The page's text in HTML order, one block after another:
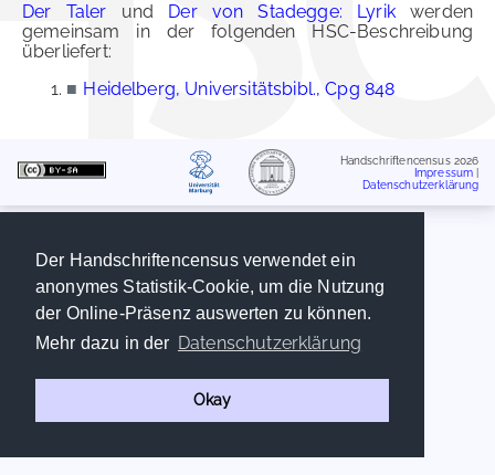
Der Handschriftencensus verwendet ein
anonymes Statistik-Cookie, um die Nutzung
der Online-Präsenz auswerten zu können.
Mehr dazu in der Datenschutzerklärung
Okay
Der Taler und Der von Stadegge: Lyrikwerden
gemeinsam in der folgenden HSC-Beschreibung
überliefert:
■ Heidelberg, Universitätsbibl., Cpg 848
Handschriftencensus 2026
Impressum
Datenschutzerklärung